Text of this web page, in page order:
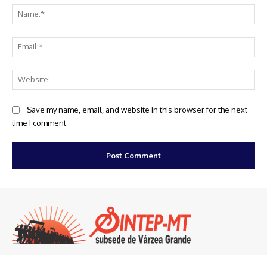
Save my name, email, and website in this browser for the next
time I comment.